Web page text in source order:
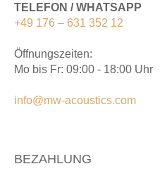
TELEFON / WHATSAPP
+49 176 – 631 352 12
Öffnungszeiten:
Mo bis Fr: 09:00 - 18:00 Uhr
info@mw-acoustics.com
BEZAHLUNG